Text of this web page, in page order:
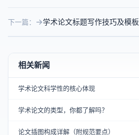
下一篇： 学术论文标题写作技巧及模板
相关新闻
学术论文科学性的核心体现
学术论文的类型，你都了解吗？
论文插图构成详解（附规范要点）